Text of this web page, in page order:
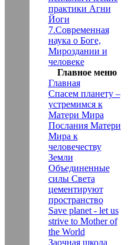
практики Агни
Йоги
7.Современная
наука о Боге,
Мироздании и
человеке
Главное меню
Главная
Спасем планету –
устремимся к
Матери Мира
Послания Матери
Мира к
человечеству
Земли
Объединенные
силы Света
цементируют
пространство
Save planet - let us
strive to Mother of
the World
Заочная школа